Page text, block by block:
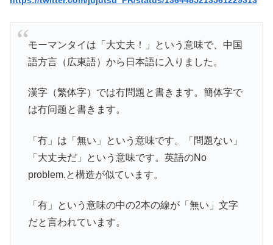
モーマンタイは「大丈夫！」という意味で、中国
語方言（広東語）から日本語に入りました。
漢字（繁体字）では冇問題と書きます。簡体字で
は冇问题と書きます。
「冇」は「無い」という意味です。「問題ない」
「大丈夫だ」という意味です。英語のNo
problem.と構造が似ています。
「有」という意味の中の2本の線が「無い」文字
だと言われています。